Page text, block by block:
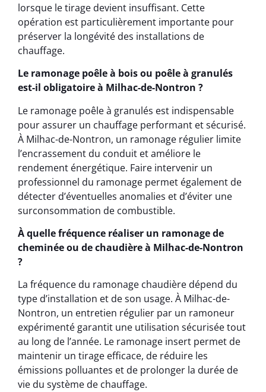
lorsque le tirage devient insuffisant. Cette
opération est particulièrement importante pour
préserver la longévité des installations de
chauffage.
Le ramonage poêle à bois ou poêle à granulés
est-il obligatoire à Milhac-de-Nontron ?
Le ramonage poêle à granulés est indispensable
pour assurer un chauffage performant et sécurisé.
À Milhac-de-Nontron, un ramonage régulier limite
l’encrassement du conduit et améliore le
rendement énergétique. Faire intervenir un
professionnel du ramonage permet également de
détecter d’éventuelles anomalies et d’éviter une
surconsommation de combustible.
À quelle fréquence réaliser un ramonage de
cheminée ou de chaudière à Milhac-de-Nontron
?
La fréquence du ramonage chaudière dépend du
type d’installation et de son usage. À Milhac-de-
Nontron, un entretien régulier par un ramoneur
expérimenté garantit une utilisation sécurisée tout
au long de l’année. Le ramonage insert permet de
maintenir un tirage efficace, de réduire les
émissions polluantes et de prolonger la durée de
vie du système de chauffage.